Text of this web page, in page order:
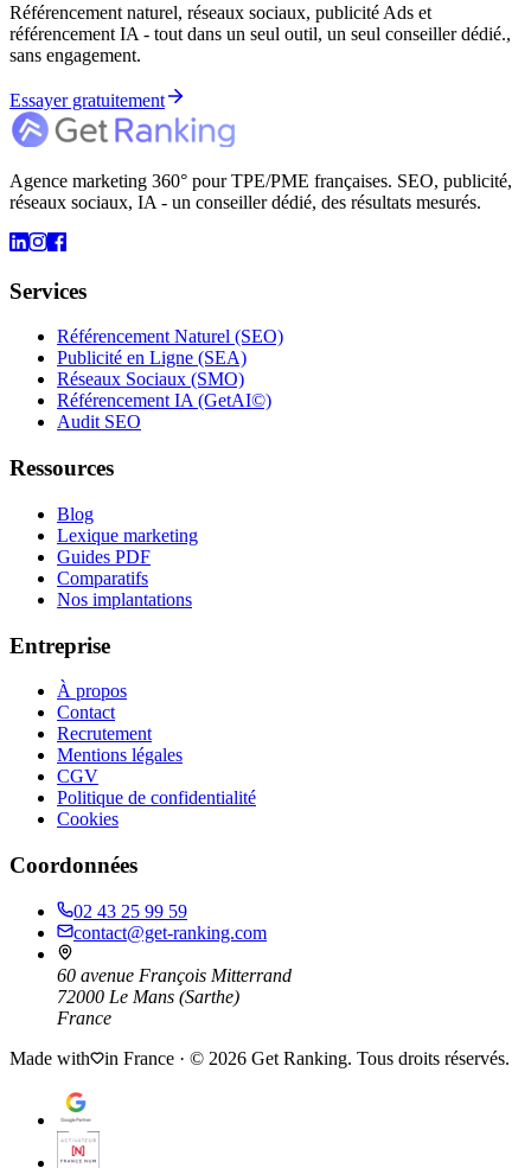
Référencement naturel, réseaux sociaux, publicité Ads et
référencement IA - tout dans un seul outil, un seul conseiller dédié.,
sans engagement.
Essayer gratuitement
Agence marketing 360° pour TPE/PME françaises. SEO, publicité,
réseaux sociaux, IA - un conseiller dédié, des résultats mesurés.
Services
Référencement Naturel (SEO)
Publicité en Ligne (SEA)
Réseaux Sociaux (SMO)
Référencement IA (GetAI©)
Audit SEO
Ressources
Blog
Lexique marketing
Guides PDF
Comparatifs
Nos implantations
Entreprise
À propos
Contact
Recrutement
Mentions légales
CGV
Politique de confidentialité
Cookies
Coordonnées
02 43 25 99 59
contact@get-ranking.com
60 avenue François Mitterrand
72000 Le Mans (Sarthe)
France
Made with
in France · © 2026 Get Ranking. Tous droits réservés.